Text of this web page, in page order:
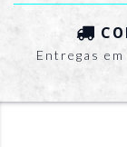
Entregas